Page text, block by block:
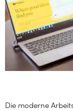
Die moderne